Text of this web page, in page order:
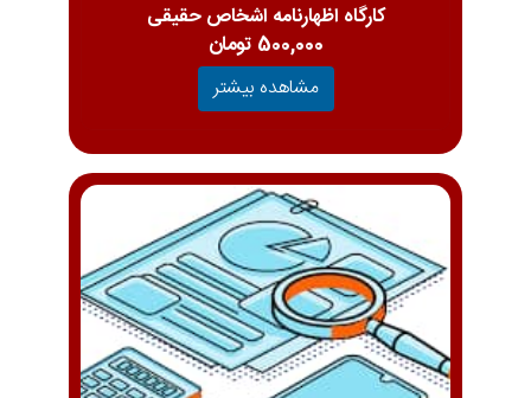
کارگاه اظهارنامه اشخاص حقیقی
500,000 تومان
مشاهده بیشتر